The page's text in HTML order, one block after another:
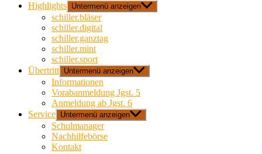
Highlights Untermenü anzeigen
schiller.bläser
schiller.digital
schiller.ganztag
schiller.mint
schiller.sport
Übertritt Untermenü anzeigen
Informationen
Vorabanmeldung Jgst. 5
Anmeldung ab Jgst. 6
Service Untermenü anzeigen
Schulmanager
Nachhilfebörse
Kontakt